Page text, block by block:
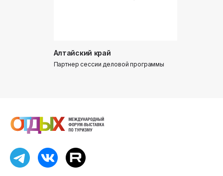
Алтайский край
Партнер сессии деловой программы